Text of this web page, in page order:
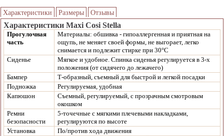
Характеристики Размеры Отзывы
Характеристики Maxi Cosi Stella
Прогулочная
часть
Материалы: обшивка - гипоаллергенная и приятная на
ощупь, не меняет своей формы, не выгорает, легко
снимается и подлежит стирке при 30°С
Сиденье
Мягкое и удобное. Спинка сиденья регулируется в 3-х
положения (от сидячего до лежачего)
Бампер
Т-образный, съемный для быстрой и легкой посадки
Подножка
Регулируемая, удобная
Капюшон
Съемный, регулируемый, с прозрачным смотровым
окошком
Ремни
безопасности
5-точечные с мягкими плечевыми накладками,
регулируются по высоте
Установка
По/против хода движения